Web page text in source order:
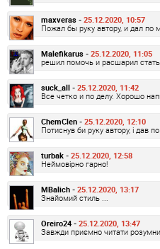
maxveras - 25.12.2020, 10:57
Пожал бы руку автору, и дал по
Malefikarus - 25.12.2020, 11:05
решил помочь и расшарил
suck_all - 25.12.2020, 11:42
Все четко и по делу. Хорошо
ChemClen - 25.12.2020, 12:10
Потиснув би руку автору, і дав
turbak - 25.12.2020, 12:58
Неймовірно гарно!
MBalich - 25.12.2020, 13:17
Знайомий стиль ...
Oreiro24 - 25.12.2020, 13:47
Завжди приємно читати